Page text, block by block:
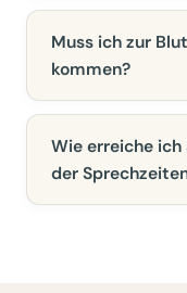
Muss ich zur
kommen?
Wie erreiche
der